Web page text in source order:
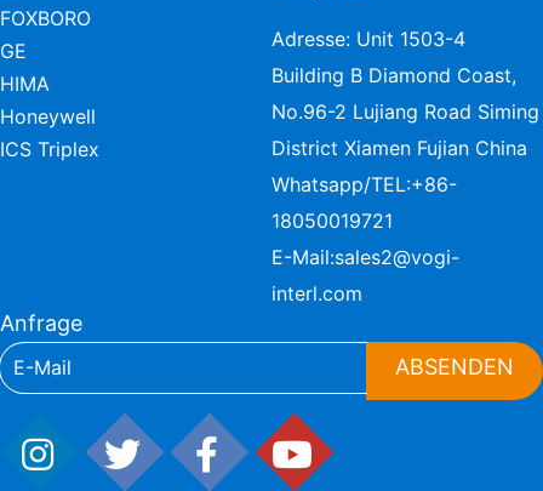
FOXBORO
GE
HIMA
Honeywell
ICS Triplex
Adresse: Unit 1503-4
Building B Diamond Coast,
No.96-2 Lujiang Road Siming
District Xiamen Fujian China
Whatsapp/TEL:+86-
18050019721
E-Mail:sales2@vogi-
interl.com
Anfrage
ABSENDEN